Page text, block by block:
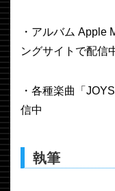
・アルバム Apple
ングサイトで配信
・各種楽曲「
信中
執筆